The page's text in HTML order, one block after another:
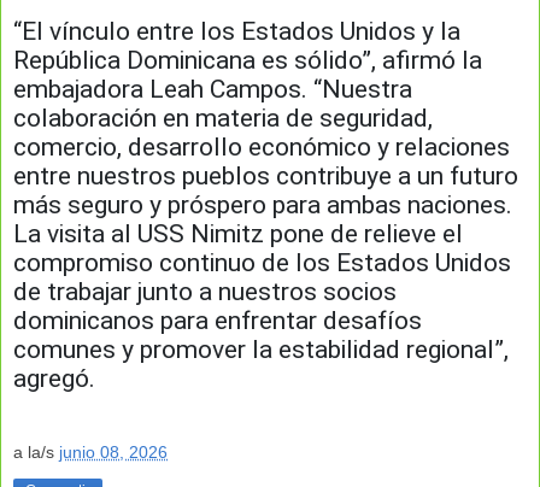
“El vínculo entre los Estados Unidos y la
República Dominicana es sólido”, afirmó la
embajadora Leah Campos. “Nuestra
colaboración en materia de seguridad,
comercio, desarrollo económico y relaciones
entre nuestros pueblos contribuye a un futuro
más seguro y próspero para ambas naciones.
La visita al USS Nimitz pone de relieve el
compromiso continuo de los Estados Unidos
de trabajar junto a nuestros socios
dominicanos para enfrentar desafíos
comunes y promover la estabilidad regional”,
agregó.
a la/s junio 08, 2026